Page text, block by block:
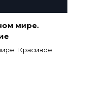
мире.
Красивое